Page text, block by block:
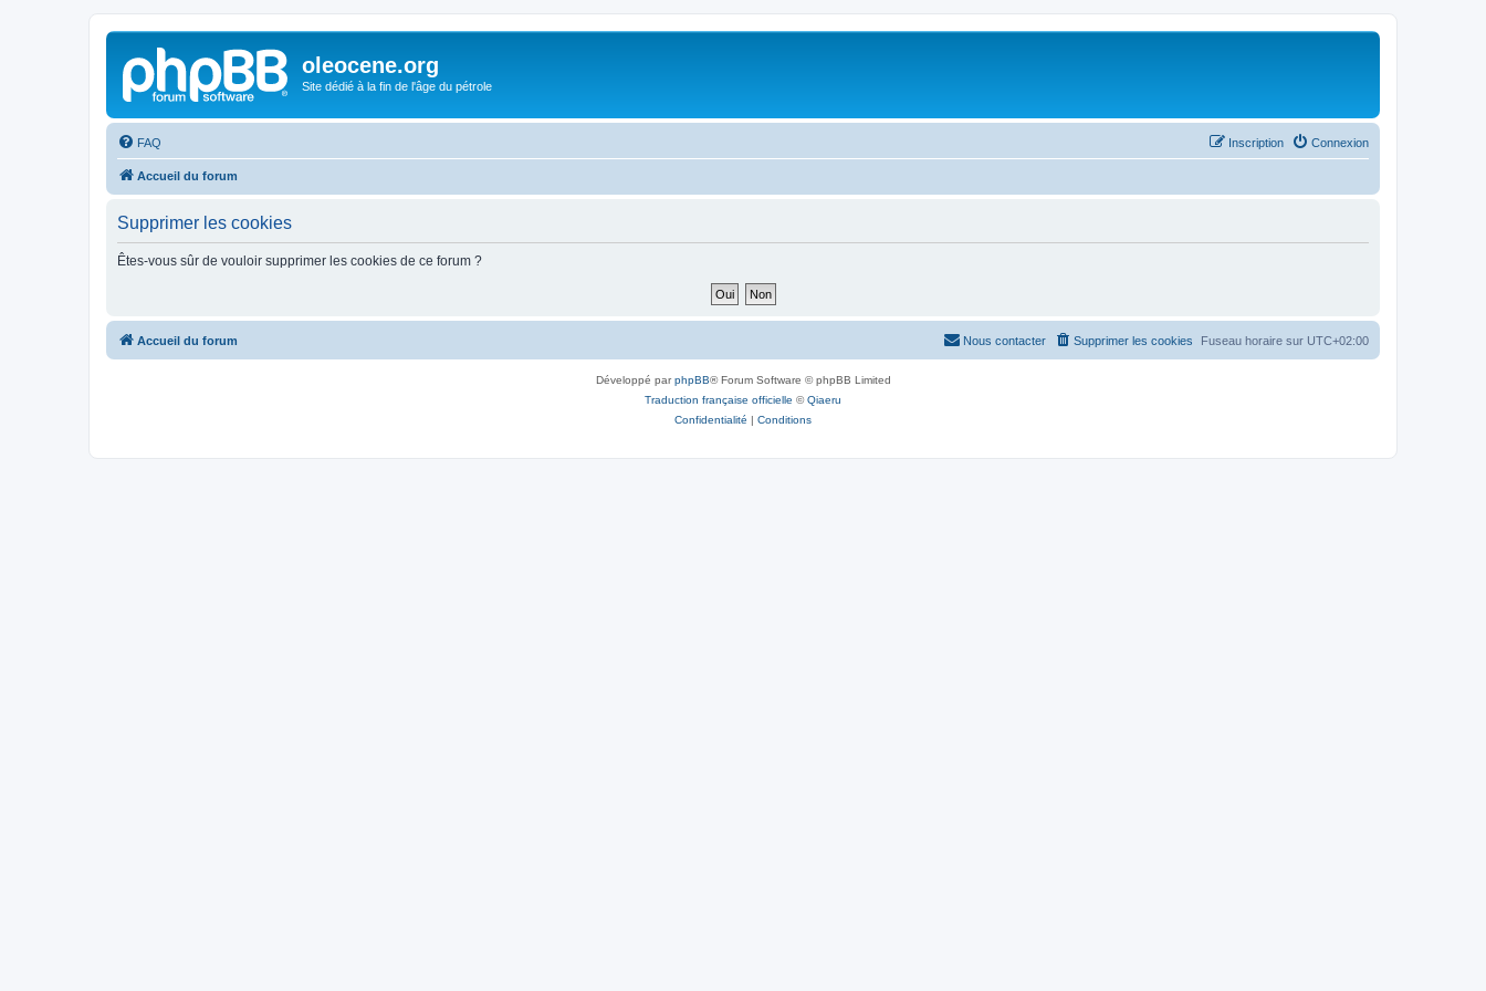
oleocene.org
Site dédié à la fin de l'âge du pétrole
FAQ Connexion
Inscription
Accueil du forum
Supprimer les cookies
Êtes-vous sûr de vouloir supprimer les cookies de ce forum ?
Accueil du forum Fuseau horaire sur UTC+02:00
Supprimer les cookies
Nous contacter
Développé parphpBB® Forum Software © phpBB Limited
Traduction française officielle ©Qiaeru
Confidentialité | Conditions